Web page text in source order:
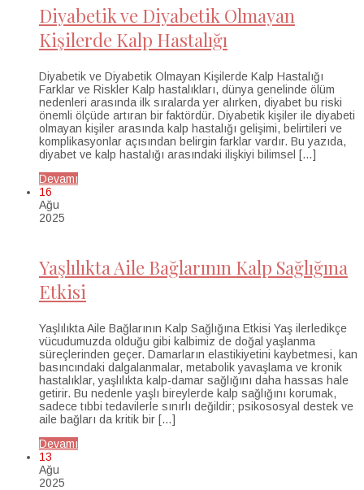
Diyabetik ve Diyabetik Olmayan
Kişilerde Kalp Hastalığı
Diyabetik ve Diyabetik Olmayan Kişilerde Kalp Hastalığı
Farklar ve Riskler Kalp hastalıkları, dünya genelinde ölüm
nedenleri arasında ilk sıralarda yer alırken, diyabet bu riski
önemli ölçüde artıran bir faktördür. Diyabetik kişiler ile diyabeti
olmayan kişiler arasında kalp hastalığı gelişimi, belirtileri ve
komplikasyonlar açısından belirgin farklar vardır. Bu yazıda,
diyabet ve kalp hastalığı arasındaki ilişkiyi bilimsel […]
Devamı
16
Ağu
2025
Yaşlılıkta Aile Bağlarının Kalp Sağlığına
Etkisi
Yaşlılıkta Aile Bağlarının Kalp Sağlığına Etkisi Yaş ilerledikçe
vücudumuzda olduğu gibi kalbimiz de doğal yaşlanma
süreçlerinden geçer. Damarların elastikiyetini kaybetmesi, kan
basıncındaki dalgalanmalar, metabolik yavaşlama ve kronik
hastalıklar, yaşlılıkta kalp-damar sağlığını daha hassas hale
getirir. Bu nedenle yaşlı bireylerde kalp sağlığını korumak,
sadece tıbbi tedavilerle sınırlı değildir; psikososyal destek ve
aile bağları da kritik bir […]
Devamı
13
Ağu
2025